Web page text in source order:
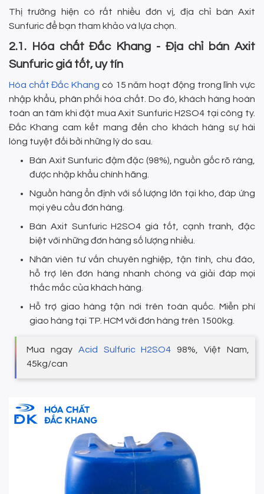
Thị trường hiện có rất nhiều đơn vị, địa chỉ bán Axit
Sunfuric để bạn tham khảo và lựa chọn.
2.1. Hóa chất Đắc Khang - Địa chỉ bán Axit
Sunfuric giá tốt, uy tín
Hóa chất Đắc Khang có 15 năm hoạt động trong lĩnh vực
nhập khẩu, phân phối hóa chất. Do đó, khách hàng hoàn
toàn an tâm khi đặt mua Axit Sunfuric H2SO4 tại công ty.
Đắc Khang cam kết mang đến cho khách hàng sự hài
lòng tuyệt đối bởi những lý do sau.
Bán Axit Sunfuric đậm đặc (98%), nguồn gốc rõ ràng,
được nhập khẩu chính hãng.
Nguồn hàng ổn định với số lượng lớn tại kho, đáp ứng
mọi yêu cầu đơn hàng.
Bán Axit Sunfuric H2SO4 giá tốt, cạnh tranh, đặc
biệt với những đơn hàng số lượng nhiều.
Nhân viên tư vấn chuyên nghiệp, tận tình, chu đáo,
hỗ trợ lên đơn hàng nhanh chóng và giải đáp mọi
thắc mắc của khách hàng.
Hỗ trợ giao hàng tận nơi trên toàn quốc. Miễn phí
giao hàng tại TP. HCM với đơn hàng trên 1500kg.
Mua ngay Acid Sulfuric H2SO4 98%, Việt Nam,
45kg/can